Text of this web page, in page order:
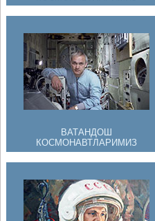
ВАТАНДОШ
КОСМОНАВТЛАРИМИЗ